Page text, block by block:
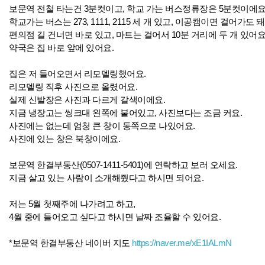
보문역 전철 타는건 3분컷이고, 학교 가는 버스정류장은 5분컷이에
학교가는 버스는 273, 1111, 2115 세 개 있고, 이공캠이면 걸어가도
편의점 길 건너면 바로 있고, 마트는 걸어서 10분 거리에 두 개 있어
약국은 집 바로 앞에 있어요.
집은 저 들어오면서 리모델링했어요.
리모델링 직후 사진으로 올렸어요.
실제 신발장은 사진과 다르게 갈색이에요.
지금 냉장고는 씽크대 왼쪽에 붙어있고, 사진보다는 조금 커요.
사진에는 없는데 엄청 큰 창이 동쪽으로 나있어요.
사진에 있는 창은 북창이에요.
보문역 한결부동산(0507-1411-5401)에 연락하고 보러 오세요.
지금 살고 있는 사람이 소개해줬다고 하시면 되어요.
저는 5월 첫째주에 나가려고 하고,
4월 중에 들어오고 싶다고 하시면 날짜 조율할 수 있어요.
*보문역 한결부동산 네이버 지도 https://naver.me/xE1IALmN